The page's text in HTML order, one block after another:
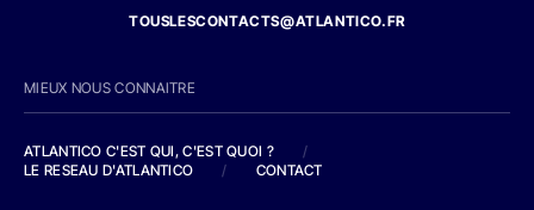
TOUSLESCONTACTS@ATLANTICO.FR
MIEUX NOUS CONNAITRE
ATLANTICO C'EST QUI, C'EST QUOI ?
/
LE RESEAU D'ATLANTICO
/ CONTACT